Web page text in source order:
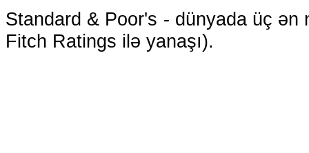
Standard & Poor's - dünyada üç
Fitch Ratings ilə yanaşı).